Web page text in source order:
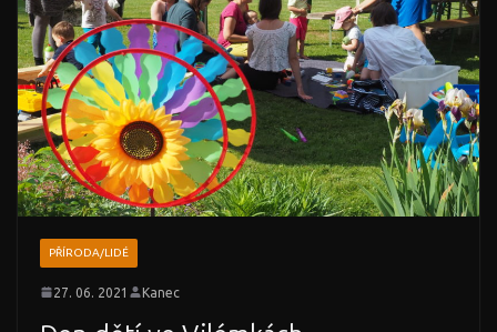
PŘÍRODA/LIDÉ
27. 06. 2021 Kanec